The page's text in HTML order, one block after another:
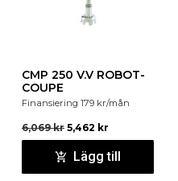
CMP 250 V.V ROBOT-
COUPE
Finansiering 179 kr/mån
6,069kr 5,462 kr
Lägg till